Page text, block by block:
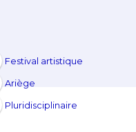
Festival artistique
Ariège
Pluridisciplinaire